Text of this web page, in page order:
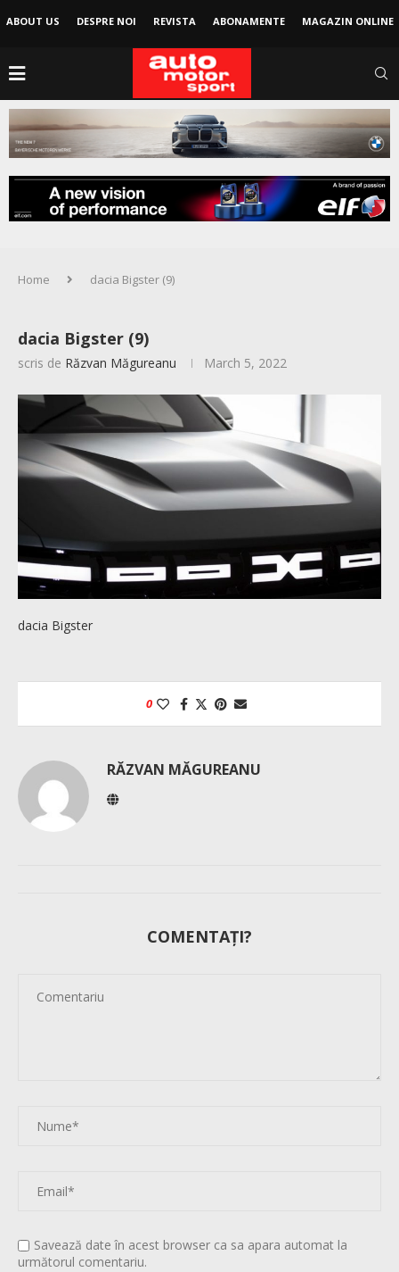
ABOUT US DESPRE NOI REVISTA ABONAMENTE MAGAZIN ONLINE
Home dacia Bigster (9)
dacia Bigster (9)
scris de Răzvan Măgureanu March 5, 2022
dacia Bigster
0
RĂZVAN MĂGUREANU
COMENTAȚI?
Savează date în acest browser ca sa apara automat la
următorul comentariu.